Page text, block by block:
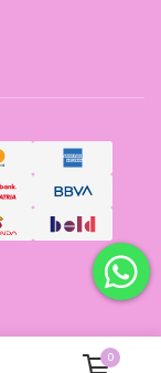
0